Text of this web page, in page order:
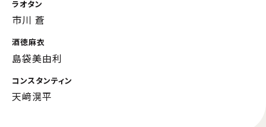
ラオタン
市川 蒼
酒徳麻衣
島袋美由利
コンスタンティン
天﨑滉平